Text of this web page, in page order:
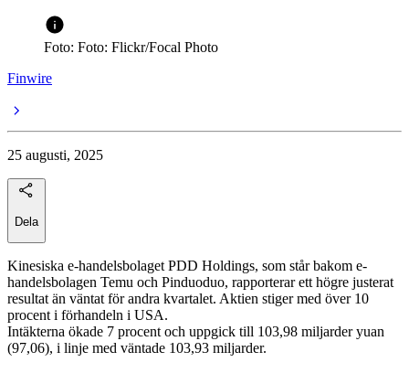
Foto: Foto: Flickr/Focal Photo
Finwire
25 augusti, 2025
Dela
Kinesiska e-handelsbolaget PDD Holdings, som står bakom e-
handelsbolagen Temu och Pinduoduo, rapporterar ett högre justerat
resultat än väntat för andra kvartalet. Aktien stiger med över 10
procent i förhandeln i USA.
Intäkterna ökade 7 procent och uppgick till 103,98 miljarder yuan
(97,06), i linje med väntade 103,93 miljarder.